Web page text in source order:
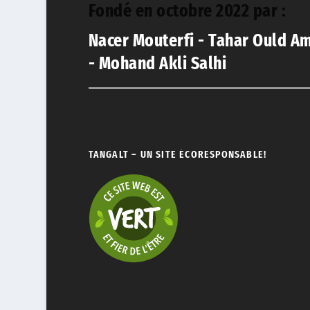
Fondé en octobre 2022 par :
Nacer Mouterfi - Tahar Ould
- Mohand Akli Salhi
TANGALT – UN SITE ÉCORESPONSABLE!